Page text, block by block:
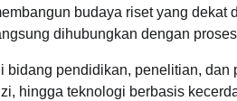
budaya riset yang dekat
dihubungkan dengan
pendidikan, penelitian,
hingga teknologi berbasis